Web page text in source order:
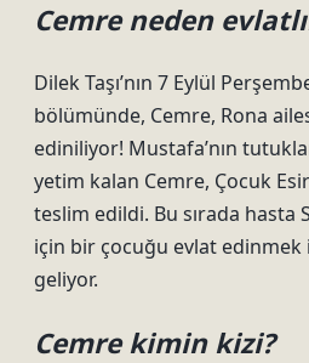
Cemre neden
Dilek Taşı’nın 7 Eylül
bölümünde, Cemre, Rona
ediniliyor! Mustafa’nın
yetim kalan Cemre, Çocuk
teslim edildi. Bu sırada hasta
için bir çocuğu evlat edinmek
geliyor.
Cemre kimin kizi?